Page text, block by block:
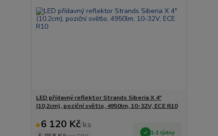
LED přídavný reflektor Strands Siberia X 4"
(10,2cm), poziční světlo, 4950lm, 10-32V, ECE R10
6 120 Kč/ks
1-2 týdny